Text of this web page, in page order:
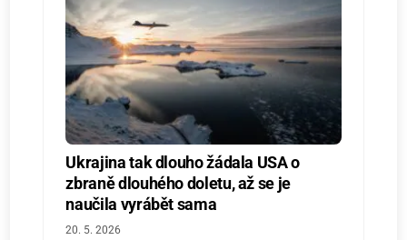
Ukrajina tak dlouho žádala USA o
zbraně dlouhého doletu, až se je
naučila vyrábět sama
20. 5. 2026